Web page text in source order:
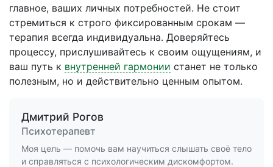
главное, ваших личных потребностей. Не стоит
стремиться к строго фиксированным срокам —
терапия всегда индивидуальна. Доверяйтесь
процессу, прислушивайтесь к своим ощущениям, и
ваш путь к внутренней гармонии станет не только
полезным, но и действительно ценным опытом.
Дмитрий Рогов
Психотерапевт
Моя цель — помочь вам научиться слышать своё тело
и справляться с психологическим дискомфортом.